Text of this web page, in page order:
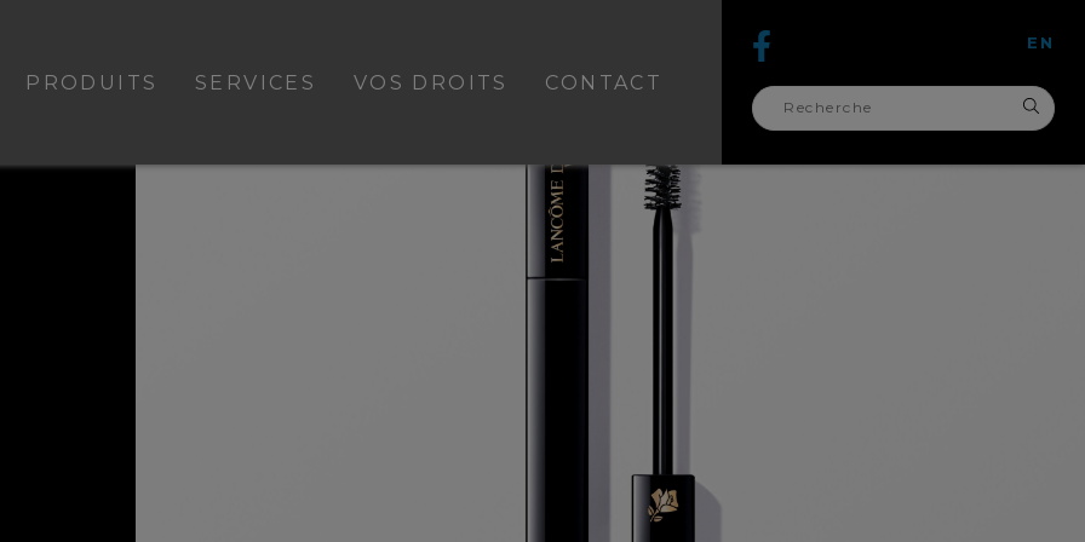
PRODUITS SERVICES VOS DROITS CONTACT
EN
recherche
pour :